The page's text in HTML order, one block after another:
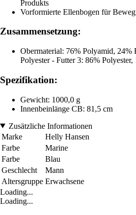
Produkts
Vorformierte Ellenbogen für
Zusammensetzung:
Obermaterial: 76% Polyamid, 24%
Polyester - Futter 3: 86% Polyester,
Spezifikation:
Gewicht: 1000,0 g
Innenbeinlänge CB: 81,5 cm
Zusätzliche Informationen
Marke
Helly Hansen
Farbe
Marine
Farbe
Blau
Geschlecht
Mann
Altersgruppe Erwachsene
Loading...
Loading...